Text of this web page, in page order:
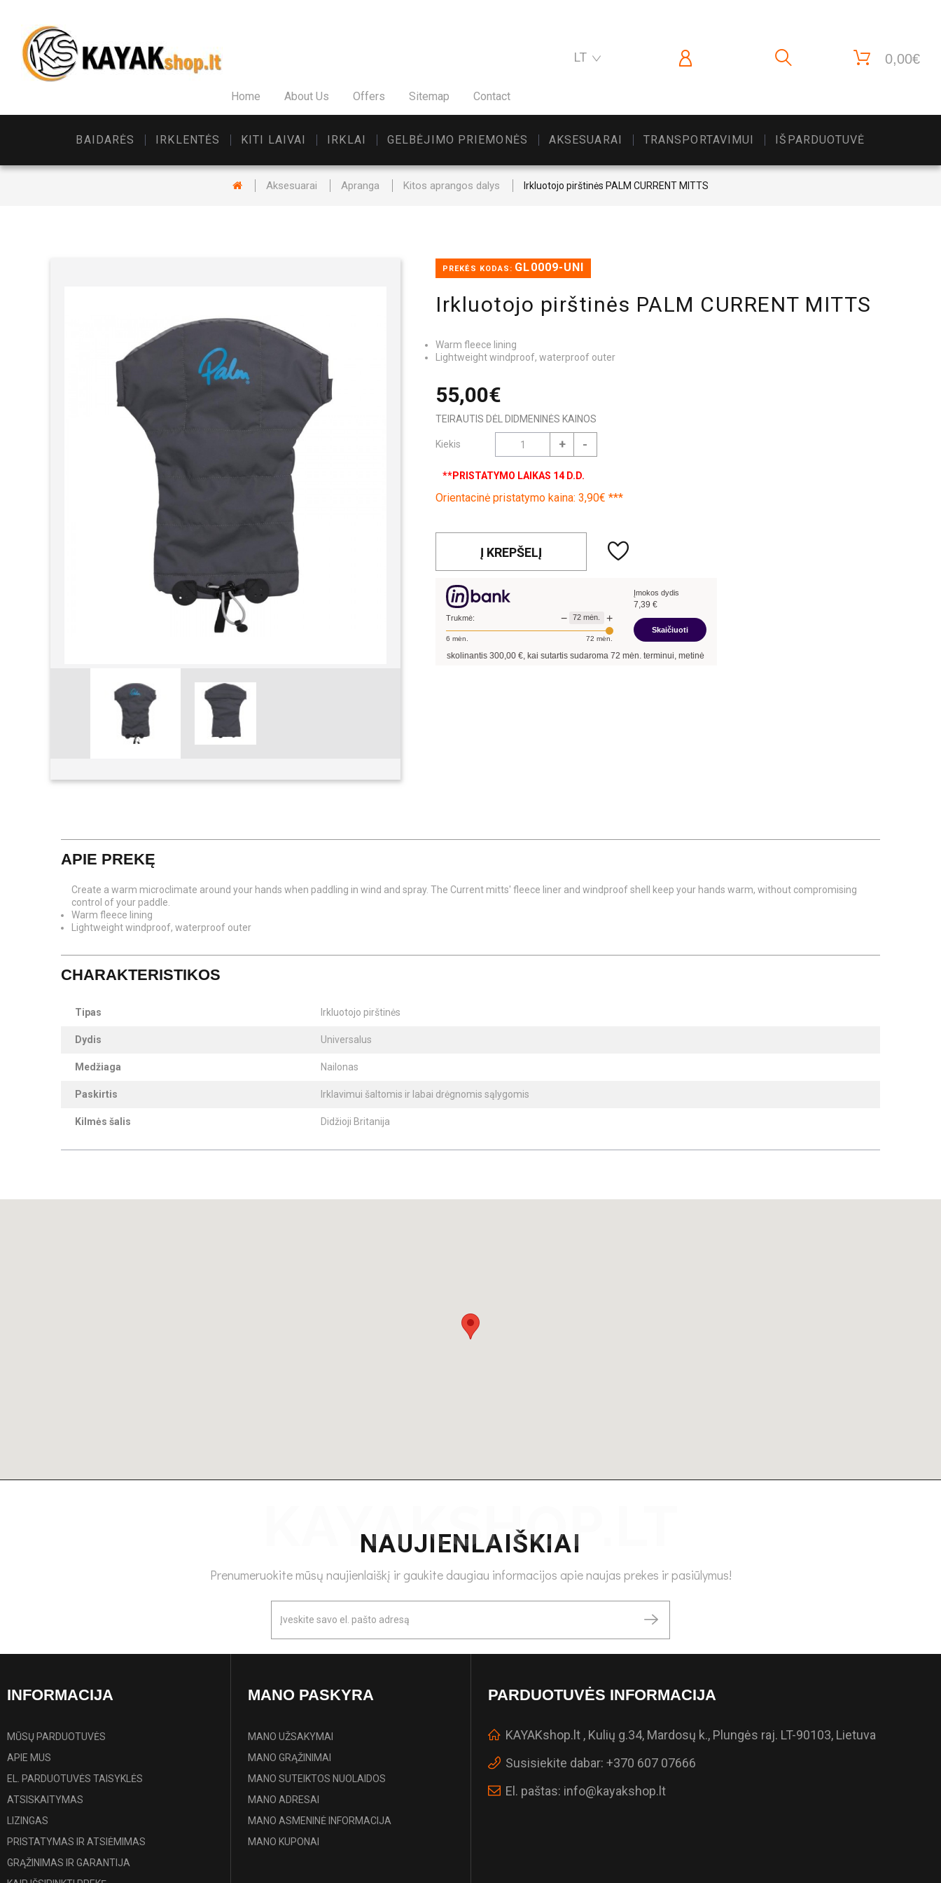
0,00€
LT
Home About Us Offers Sitemap Contact
BAIDARĖS IRKLENTĖS KITI LAIVAI IRKLAI GELBĖJIMO PRIEMONĖS AKSESUARAI TRANSPORTAVIMUI IŠPARDUOTUVĖ
Aksesuarai Apranga Kitos aprangos dalys Irkluotojo pirštinės PALM CURRENT MITTS
Padidinti
PREKĖS KODAS: GL0009-UNI
Irkluotojo pirštinės PALM CURRENT MITTS
Warm fleece lining
Lightweight windproof, waterproof outer
55,00€
TEIRAUTIS DĖL DIDMENINĖS KAINOS
Kiekis + -
**PRISTATYMO LAIKAS 14 D.D.
Orientacinė pristatymo kaina: 3,90€ ***
Į KREPŠELĮ
Trukmė: − 72 mėn. +
6 mėn. 72 mėn.
Įmokos dydis
7,39 €
Skaičiuoti
Pavyzdžiui, skolinantis300,00€, kai sutartis sudaroma72mėn. terminui, metinė palūkanų norma –
APIE PREKĘ
Create a warm microclimate around your hands when paddling in wind and spray. The Current mitts' fleece liner and windproof shell keep your hands warm, without compromising
control of your paddle.
Warm fleece lining
Lightweight windproof, waterproof outer
CHARAKTERISTIKOS
Tipas Irkluotojo pirštinės
Dydis Universalus
Medžiaga Nailonas
Paskirtis Irklavimui šaltomis ir labai drėgnomis sąlygomis
Kilmės šalis Didžioji Britanija
NAUJIENLAIŠKIAI
Prenumeruokite mūsų naujienlaiškį ir gaukite daugiau informacijos apie naujas prekes ir pasiūlymus!
INFORMACIJA
MŪSŲ PARDUOTUVĖS
APIE MUS
EL. PARDUOTUVĖS TAISYKLĖS
ATSISKAITYMAS
LIZINGAS
PRISTATYMAS IR ATSIĖMIMAS
GRĄŽINIMAS IR GARANTIJA
MANO PASKYRA
MANO UŽSAKYMAI
MANO GRĄŽINIMAI
MANO SUTEIKTOS NUOLAIDOS
MANO ADRESAI
MANO ASMENINĖ INFORMACIJA
MANO KUPONAI
PARDUOTUVĖS INFORMACIJA
KAYAKshop.lt , Kulių g.34, Mardosų k., Plungės raj. LT-90103, Lietuva
Susisiekite dabar: +370 607 07666
El. paštas: info@kayakshop.lt